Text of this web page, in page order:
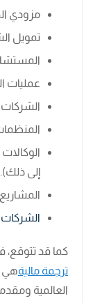
مزودي
تمويل
عمليات
إلى ذلك).
الشركات
كما قد تتوقع،
ترجمة ماليةهي
العالمية